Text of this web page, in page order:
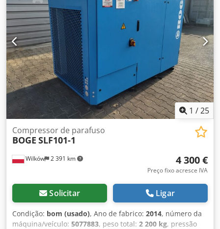
1 /25
Wilków 2 391 km
Compressor de parafuso
BOGE SLF101-1
4 300 €
Preço fixo acresce IVA
Solicitar Ligar
Condição: bom (usado), Ano de fabrico: 2014, número da
máquina/veículo: 5077883, peso total: 2 200 kg, pressão